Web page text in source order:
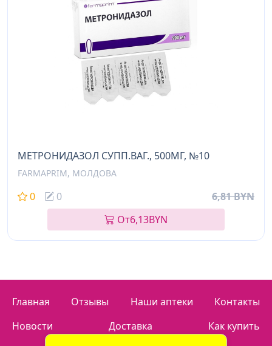
МЕТРОНИДАЗОЛ СУПП.ВАГ., 500МГ, №10
FARMAPRIM, МОЛДОВА
0 0
6,81 BYN
От6,13BYN
Главная Отзывы Наши аптеки
Контакты
Новости
Доставка
Как купить